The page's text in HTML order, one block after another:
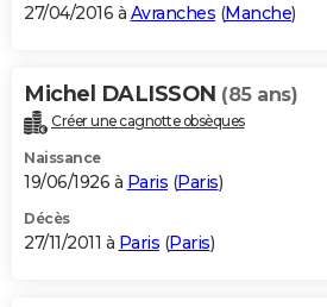
27/04/2016 à Avranches (Manche)
Michel DALISSON (85 ans)
Créer une cagnotte obsèques
Naissance
19/06/1926 à Paris (Paris)
Décès
27/11/2011 à Paris (Paris)